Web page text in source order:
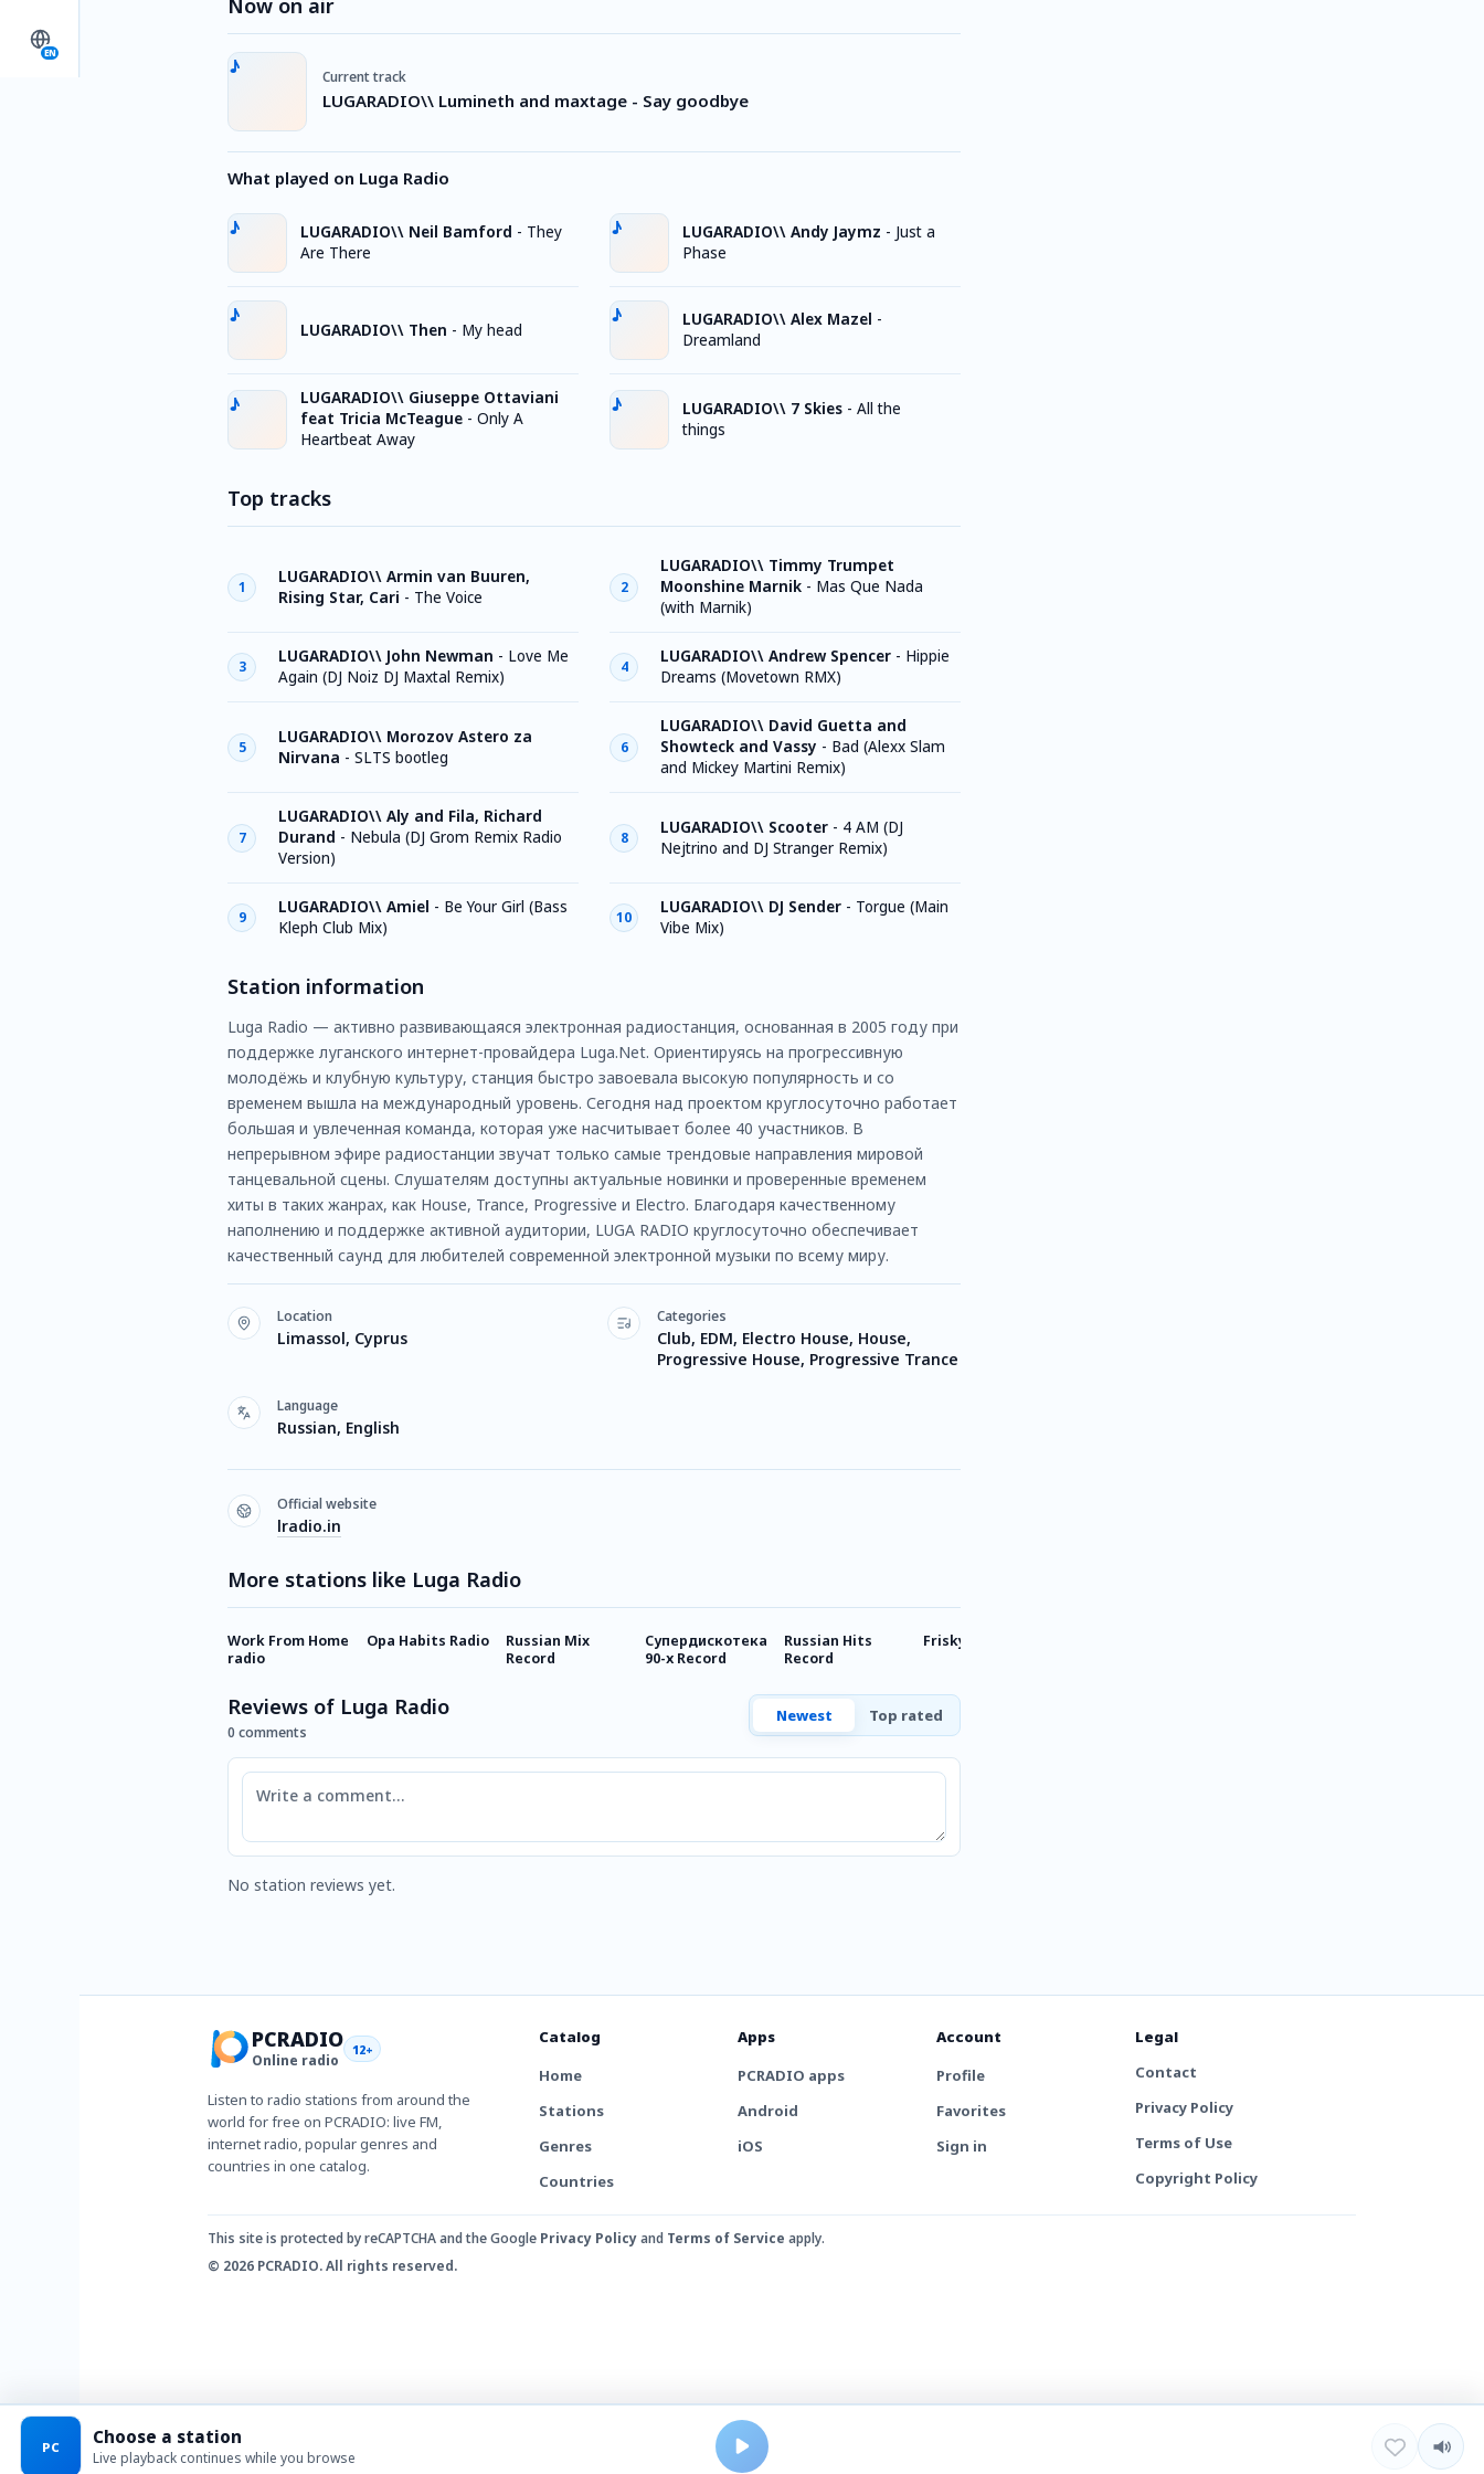
EN
Now on air
Current track
LUGARADIO\\ Lumineth and maxtage - Say goodbye
What played on Luga Radio
LUGARADIO\\ Neil Bamford - They
Are There
LUGARADIO\\ Then - My head
LUGARADIO\\ Giuseppe Ottaviani
feat Tricia McTeague - Only A
Heartbeat Away
LUGARADIO\\ Andy Jaymz - Just a
Phase
LUGARADIO\\ Alex Mazel -
Dreamland
LUGARADIO\\ 7 Skies - All the
things
Top tracks
1
LUGARADIO\\ Armin van Buuren,
Rising Star, Cari - The Voice
2
LUGARADIO\\ Timmy Trumpet
Moonshine Marnik - Mas Que Nada
(with Marnik)
3
LUGARADIO\\ John Newman - Love Me
Again (DJ Noiz DJ Maxtal Remix)
4
LUGARADIO\\ Andrew Spencer - Hippie
Dreams (Movetown RMX)
5
LUGARADIO\\ Morozov Astero za
Nirvana - SLTS bootleg
6
LUGARADIO\\ David Guetta and
Showteck and Vassy - Bad (Alexx Slam
and Mickey Martini Remix)
7
LUGARADIO\\ Aly and Fila, Richard
Durand - Nebula (DJ Grom Remix Radio
Version)
8
LUGARADIO\\ Scooter - 4 AM (DJ
Nejtrino and DJ Stranger Remix)
9
LUGARADIO\\ Amiel - Be Your Girl (Bass
Kleph Club Mix)
10
LUGARADIO\\ DJ Sender - Torgue (Main
Vibe Mix)
Station information
Luga Radio — активно развивающаяся электронная радиостанция, основанная в 2005 году при
поддержке луганского интернет-провайдера Luga.Net. Ориентируясь на прогрессивную
молодёжь и клубную культуру, станция быстро завоевала высокую популярность и со
временем вышла на международный уровень. Сегодня над проектом круглосуточно работает
большая и увлеченная команда, которая уже насчитывает более 40 участников. В
непрерывном эфире радиостанции звучат только самые трендовые направления мировой
танцевальной сцены. Слушателям доступны актуальные новинки и проверенные временем
хиты в таких жанрах, как House, Trance, Progressive и Electro. Благодаря качественному
наполнению и поддержке активной аудитории, LUGA RADIO круглосуточно обеспечивает
качественный саунд для любителей современной электронной музыки по всему миру.
Location
Limassol, Cyprus
Categories
Club, EDM, Electro House, House,
Progressive House, Progressive Trance
Language
Russian, English
Official website
lradio.in
More stations like Luga Radio
Work From Home
radio
Opa Habits Radio
Russian Mix
Record
Супердискотека
90-х Record
Russian Hits
Record
Frisky Radio
Reviews of Luga Radio
0 comments
Newest Top rated
Comment
No station reviews yet.
PCRADIO
Online radio
12+
Listen to radio stations from around the
world for free on PCRADIO: live FM,
internet radio, popular genres and
countries in one catalog.
Catalog
Home
Stations
Genres
Countries
Apps
PCRADIO apps
Android
iOS
Account
Profile
Favorites
Sign in
Legal
Contact
Privacy Policy
Terms of Use
Copyright Policy
This site is protected by reCAPTCHA and the Google Privacy Policyand Terms of Service apply.
© 2026 PCRADIO. All rights reserved.
PC Choose a station
Live playback continues while you browse